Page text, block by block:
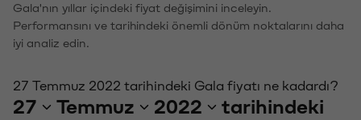
Gala'nın yıllar içindeki fiyat değişimini inceleyin.
Performansını ve tarihindeki önemli dönüm noktalarını daha
iyi analiz edin.
27 Temmuz 2022 tarihindeki Gala fiyatı ne kadardı?
27 Temmuz 2022
tarihindeki